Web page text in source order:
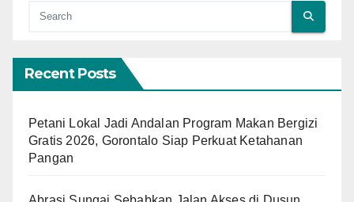
Recent Posts
Petani Lokal Jadi Andalan Program Makan Bergizi
Gratis 2026, Gorontalo Siap Perkuat Ketahanan
Pangan